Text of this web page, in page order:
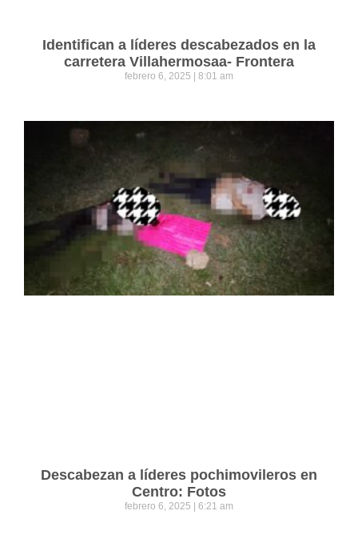
Identifican a líderes descabezados en la
carretera Villahermosaa- Frontera
febrero 6, 2025 8:01 am
Descabezan a líderes pochimovileros en
Centro: Fotos
febrero 6, 2025 6:21 am